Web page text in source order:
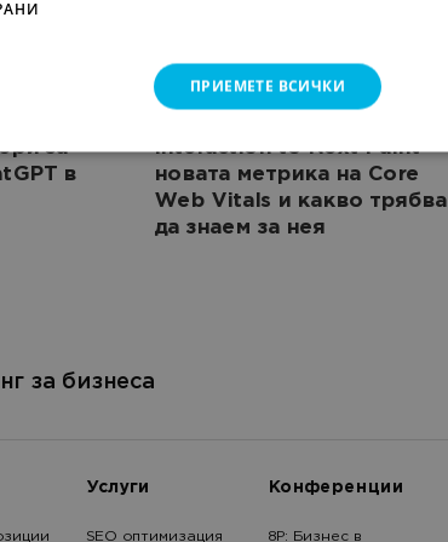
за
в
Interaction to Next Paint -
новата метрика на Core
Web Vitals и какво трябва
да знаем за нея
за бизнеса
Услуги
SEO оптимизация
Конференции
8Р: Бизнес в
ПРИЕМЕТЕ ВСИЧКИ